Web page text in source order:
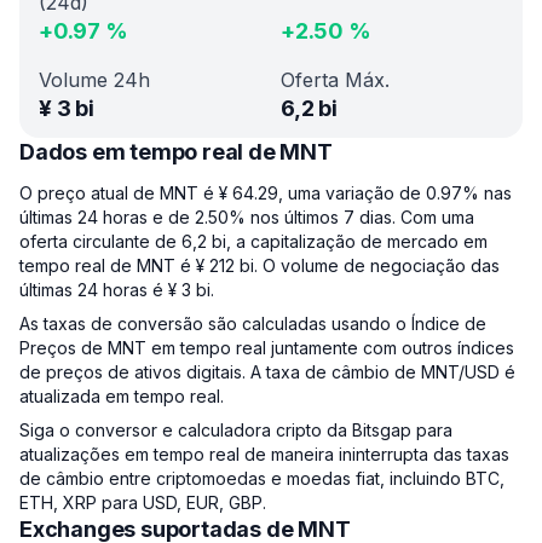
+0.97 % +2.50 %
Volume 24h
¥ 3 bi
Oferta Máx.
6,2 bi
Dados em tempo real de MNT
O preço atual de MNT é ¥ 64.29, uma variação de 0.97% nas
últimas 24 horas e de 2.50% nos últimos 7 dias. Com uma
oferta circulante de 6,2 bi, a capitalização de mercado em
tempo real de MNT é ¥ 212 bi. O volume de negociação das
últimas 24 horas é ¥ 3 bi.
As taxas de conversão são calculadas usando o Índice de
Preços de MNT em tempo real juntamente com outros índices
de preços de ativos digitais. A taxa de câmbio de MNT/USD é
atualizada em tempo real.
Siga o conversor e calculadora cripto da Bitsgap para
atualizações em tempo real de maneira ininterrupta das taxas
de câmbio entre criptomoedas e moedas fiat, incluindo BTC,
ETH, XRP para USD, EUR, GBP.
Exchanges suportadas de MNT